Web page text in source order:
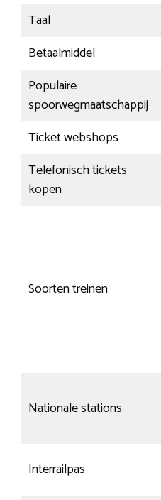
Taal
Betaalmiddel
Populaire
spoorwegmaatschappij
Ticket webshops
Telefonisch tickets
kopen
Soorten treinen
Nationale stations
Interrailpas